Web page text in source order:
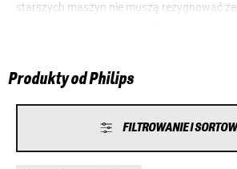
starszych maszyn nie muszą rezygnować
najnowszej technologii. Ci, którzy nie mogą
ksenony czy LED-y, znajdą w sklepie Louis
generacja żarówek firmy Philips jest ponadto
Produkty od Philips
FILTROWANIE I